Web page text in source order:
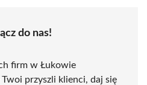
do nas!
firm w Łukowie
przyszli klienci, daj się